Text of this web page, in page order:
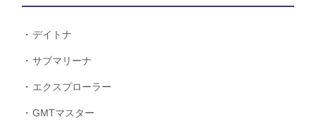
デイトナ
サブマリーナ
エクスプローラー
GMTマスター